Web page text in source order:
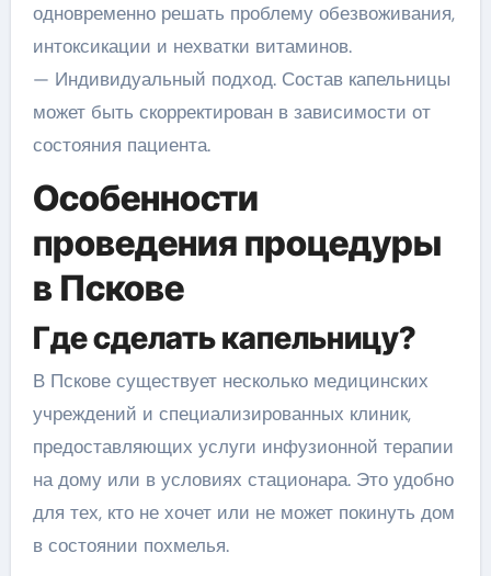
одновременно решать проблему обезвоживания,
интоксикации и нехватки витаминов.
— Индивидуальный подход. Состав капельницы
может быть скорректирован в зависимости от
состояния пациента.
Особенности
проведения процедуры
в Пскове
Где сделать капельницу?
В Пскове существует несколько медицинских
учреждений и специализированных клиник,
предоставляющих услуги инфузионной терапии
на дому или в условиях стационара. Это удобно
для тех, кто не хочет или не может покинуть дом
в состоянии похмелья.